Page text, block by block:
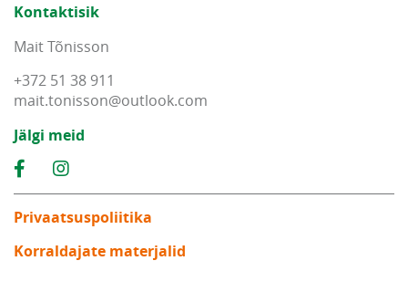
Kontaktisik
Mait Tõnisson
+372 51 38 911
mait.tonisson@outlook.com
Jälgi meid
Privaatsuspoliitika
Korraldajate materjalid